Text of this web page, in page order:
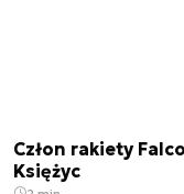
Człon rakiety
Księżyc